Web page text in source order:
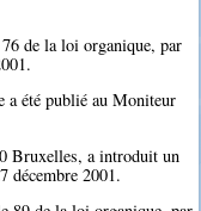
de la loi organique, par
été publié au Moniteur
Bruxelles, a introduit un
décembre 2001.